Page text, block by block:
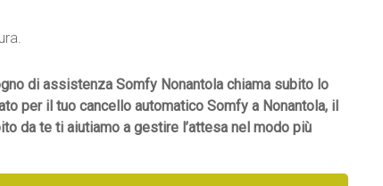
di assistenza Somfy Nonantola chiama subito lo
per il tuo cancello automatico Somfy a Nonantola, il
da te ti aiutiamo a gestire l’attesa nel modo più